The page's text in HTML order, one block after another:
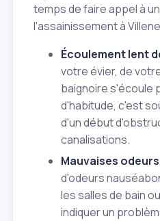
temps de faire appel à
l'assainissement à
Écoulement lent
votre évier, de
baignoire s'écoule
d'habitude, c'est
d'un début
canalisations.
Mauvaises
d'odeurs
les salles de bain
indiquer un